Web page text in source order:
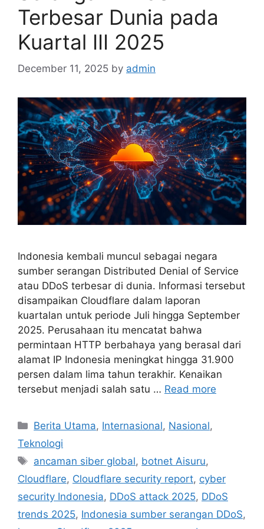
Terbesar Dunia pada
Kuartal III 2025
December 11, 2025 by admin
Indonesia kembali muncul sebagai negara
sumber serangan Distributed Denial of Service
atau DDoS terbesar di dunia. Informasi tersebut
disampaikan Cloudflare dalam laporan
kuartalan untuk periode Juli hingga September
2025. Perusahaan itu mencatat bahwa
permintaan HTTP berbahaya yang berasal dari
alamat IP Indonesia meningkat hingga 31.900
persen dalam lima tahun terakhir. Kenaikan
tersebut menjadi salah satu … Read more
Categories
Berita Utama, Internasional, Nasional,
Teknologi
Tags
ancaman siber global, botnet Aisuru,
Cloudflare, Cloudflare security report, cyber
security Indonesia, DDoS attack 2025, DDoS
trends 2025, Indonesia sumber serangan DDoS,